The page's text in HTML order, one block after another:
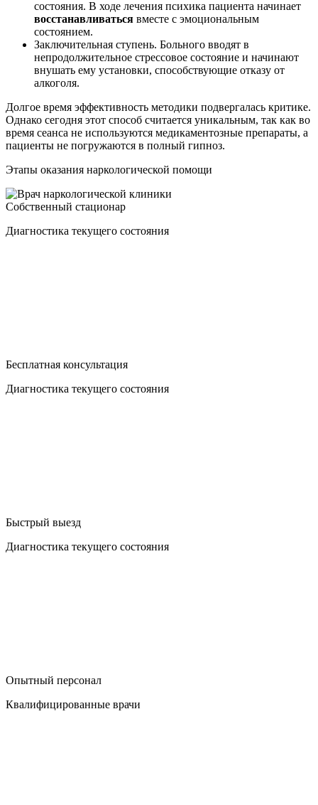
состояния. В ходе лечения психика пациента начинает
восстанавливаться вместе с эмоциональным
состоянием.
Заключительная ступень. Больного вводят в
непродолжительное стрессовое состояние и начинают
внушать ему установки, способствующие отказу от
алкоголя.
Долгое время эффективность методики подвергалась критике.
Однако сегодня этот способ считается уникальным, так как во
время сеанса не используются медикаментозные препараты, а
пациенты не погружаются в полный гипноз.
Этапы оказания наркологической помощи
Собственный стационар
Диагностика текущего состояния
Бесплатная консультация
Диагностика текущего состояния
Быстрый выезд
Диагностика текущего состояния
Опытный персонал
Квалифицированные врачи